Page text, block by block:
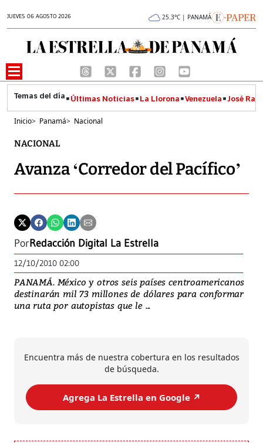
JUEVES 06 AGOSTO 2026 25.3°C | PANAMÁ
Últimas Noticias La Llorona Venezuela José
Inicio> Panamá> Nacional
NACIONAL
Avanza ‘Corredor del Pacífico’
PorRedacción Digital La Estrella
12/10/2010 02:00
PANAMÁ. México y otros seis países centroamericanos
destinarán mil 73 millones de dólares para conformar
una ruta por autopistas que le ...
Encuentra más de nuestra cobertura en los resultados
de búsqueda.
Agrega La Estrella en Google ↗️